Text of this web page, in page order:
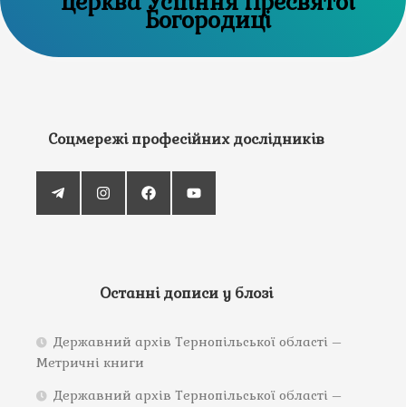
Богородиці
Соцмережі професійних дослідників
Останні дописи у блозі
Державний архів Тернопільської області –
Метричні книги
Державний архів Тернопільської області –